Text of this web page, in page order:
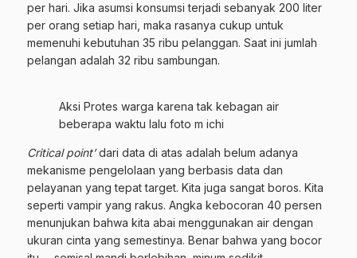
per hari. Jika asumsi konsumsi terjadi sebanyak 200 liter
per orang setiap hari, maka rasanya cukup untuk
memenuhi kebutuhan 35 ribu pelanggan. Saat ini jumlah
pelangan adalah 32 ribu sambungan.
Aksi Protes warga karena tak kebagan air
beberapa waktu lalu foto m ichi
Critical point’dari data di atas adalah belum adanya
mekanisme pengelolaan yang berbasis data dan
pelayanan yang tepat target. Kita juga sangat boros. Kita
seperti vampir yang rakus. Angka kebocoran 40 persen
menunjukan bahwa kita abai menggunakan air dengan
ukuran cinta yang semestinya. Benar bahwa yang bocor